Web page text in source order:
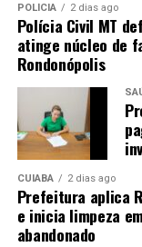
POLÍCIA 2 dias ago
Polícia Civil MT
atinge núcleo de
Rondonópolis
CUIABÁ 2 dias ago
Prefeitura aplica
e inicia limpeza
abandonado